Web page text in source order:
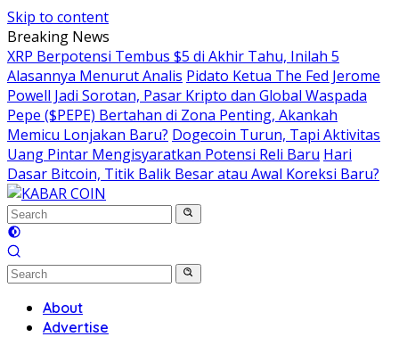
Skip to content
Breaking News
XRP Berpotensi Tembus $5 di Akhir Tahu, Inilah 5
Alasannya Menurut Analis Pidato Ketua The Fed Jerome
Powell Jadi Sorotan, Pasar Kripto dan Global Waspada
Pepe ($PEPE) Bertahan di Zona Penting, Akankah
Memicu Lonjakan Baru? Dogecoin Turun, Tapi Aktivitas
Uang Pintar Mengisyaratkan Potensi Reli Baru Hari
Dasar Bitcoin, Titik Balik Besar atau Awal Koreksi Baru?
About
Advertise